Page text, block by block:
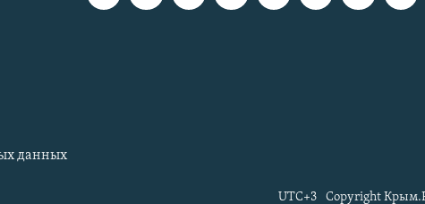
данных
Copyright
UTC+3